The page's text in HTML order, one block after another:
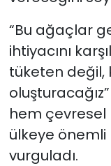
“Bu ağaçlar
ihtiyacını
tüketen değil,
hem çevresel
ülkeye önemli
vurguladı.